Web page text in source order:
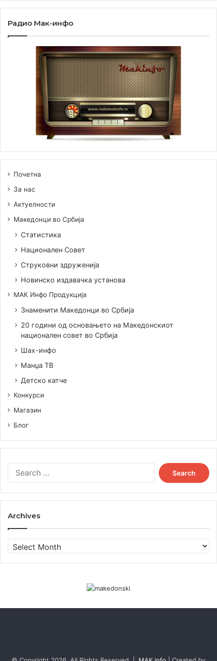
Радио Мак-инфо
Почетна
За нас
Актуелности
Македонци во Србија
Статистика
Национален Совет
Струковни здруженија
Новинско издавачка установа
МАК Инфо Продукција
Знаменити Македонци во Србија
20 години од основањето на Македонскиот
национален совет во Србија
Шах-инфо
Манџа ТВ
Детско катче
Конкурси
Магазин
Блог
Search
for:
Archives
Archives